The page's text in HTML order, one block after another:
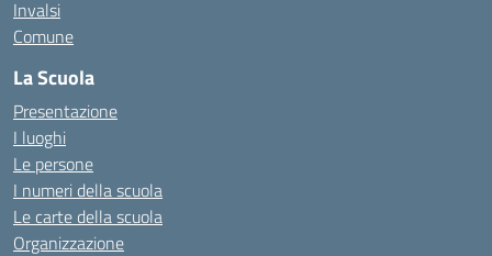
Invalsi
Comune
La Scuola
Presentazione
I luoghi
Le persone
I numeri della scuola
Le carte della scuola
Organizzazione